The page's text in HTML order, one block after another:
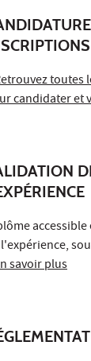
candidater et
savoir plus